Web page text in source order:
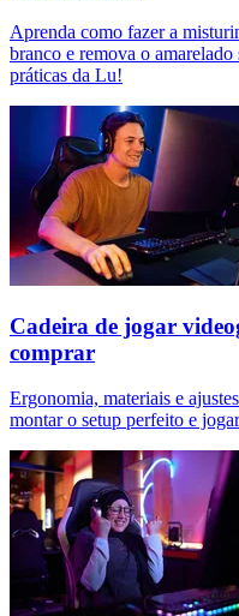
Aprenda como fazer a
branco e remova o
práticas da Lu!
Cadeira de jogar
comprar
Ergonomia, materiais e
montar o setup perfeito e